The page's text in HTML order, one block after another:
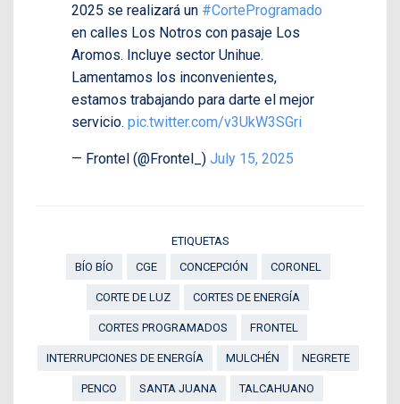
2025 se realizará un #CorteProgramado
en calles Los Notros con pasaje Los
Aromos. Incluye sector Unihue.
Lamentamos los inconvenientes,
estamos trabajando para darte el mejor
servicio. pic.twitter.com/v3UkW3SGri
— Frontel (@Frontel_) July 15, 2025
ETIQUETAS
BÍO BÍO
CGE CONCEPCIÓN CORONEL
CORTE DE LUZ CORTES DE ENERGÍA
CORTES PROGRAMADOS FRONTEL
INTERRUPCIONES DE ENERGÍA MULCHÉN NEGRETE
PENCO SANTA JUANA TALCAHUANO